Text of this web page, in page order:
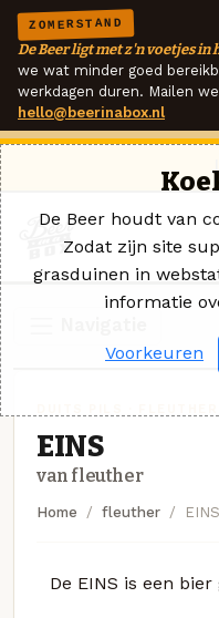
ZOMERSTAND
De Beer ligt met z'n voetjes in
we wat minder goed
werkdagen duren. Mailen
hello@beerinabox.nl
EINS
van fleuther
Home fleuther EINS
De EINS is een
De Beer houdt van
Zodat zijn site
grasduinen in
informatie
Voorkeuren